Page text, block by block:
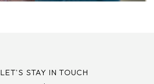
LET'S STAY IN TOUCH